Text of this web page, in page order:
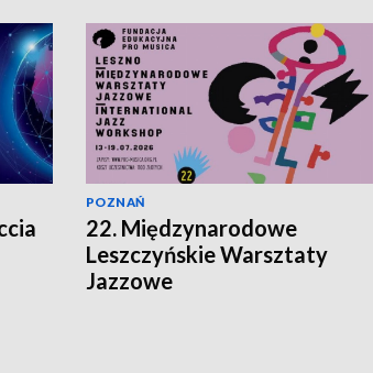
POZNAŃ
22. Międzynarodowe
Leszczyńskie Warsztaty
Jazzowe